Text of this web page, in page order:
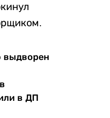
выдворен
в ДП